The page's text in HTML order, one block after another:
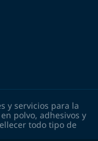
y servicios para la
polvo, adhesivos y
todo tipo de